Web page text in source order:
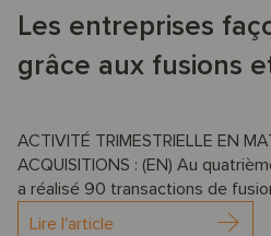
Les entreprises
grâce aux fusions
ACTIVITÉ TRIMESTRIELLE EN
ACQUISITIONS : (EN) Au
a réalisé 90 transactions de
Lire l'article